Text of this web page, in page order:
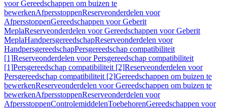
voor Gereedschappen om buizen te
bewerkenAfpersstoppenReserveonderdelen voor
AfpersstoppenGereedschappen voor Geberit
MeplaReserveonderdelen voor Gereedschappen voor Geberit
MeplaHandpersgereedschapReserveonderdelen voor
HandpersgereedschapPersgereedschap compatibiliteit
[1]Reserveonderdelen voor Persgereedschap compatibiliteit
[1]Persgereedschap compatibiliteit [2]Reserveonderdelen voor
Persgereedschap compatibiliteit [2]Gereedschappen om buizen te
bewerkenReserveonderdelen voor Gereedschappen om buizen te
bewerkenAfpersstoppenReserveonderdelen voor
AfpersstoppenControlemiddelenToebehorenGereedschappen voor